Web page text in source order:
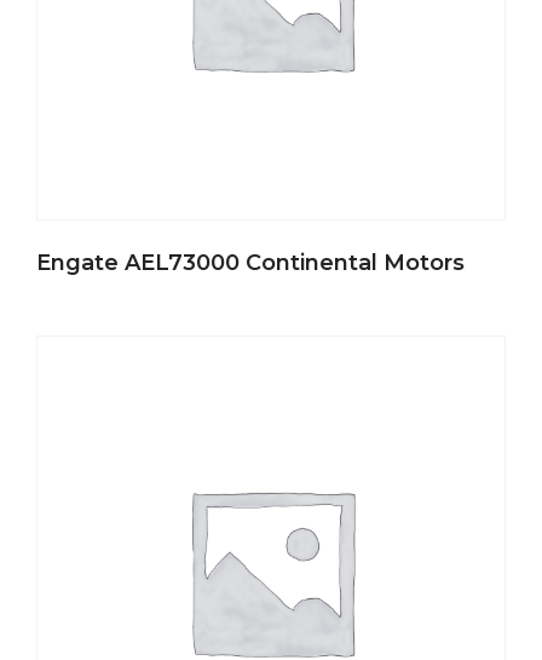
Engate AEL73000 Continental Motors